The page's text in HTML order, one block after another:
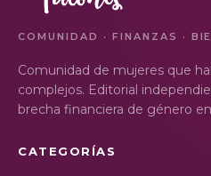
COMUNIDAD · FINANZAS ·
Comunidad de mujeres que
complejos. Editorial
brecha financiera de género
CATEGORÍAS